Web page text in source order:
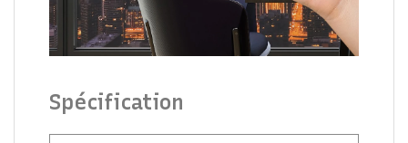
Spécification